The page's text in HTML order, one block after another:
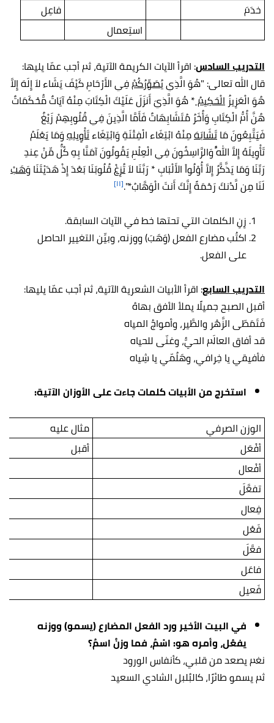
خدَمَ
فاعِل
استِعمال
التدريب السادس: اقرأ الآيات الكريمة الآتية، ثم أجب عمّا يليها:
قال الله تعالى: "هُوَ الَّذِييُصَوِّرُكُمْفِي الأَرْحَامِ كَيْفَ يَشَاء لاَ إِلَهَ إِلاَّ
هُوَ الْعَزِيزُ الْحَكِيمُ* هُوَ الَّذِيَ أَنزَلَ عَلَيْكَ الْكِتَابَ مِنْهُ آيَاتٌ مُّحْكَمَاتٌ
هُنَّ أُمُّ الْكِتَابِ وَأُخَرُ مُتَشَابِهَاتٌ فَأَمَّا الَّذِينَ فِي قُلُوبِهِمْ زَيْغٌ
فَيَتَّبِعُونَ مَاتَشَابَهَمِنْهُ ابْتِغَاء الْفِتْنَةِ وَابْتِغَاءتَأْوِيلِهِوَمَا يَعْلَمُ
تَأْوِيلَهُ إِلاَّ اللَّهُ وَالرَّاسِخُونَ فِي الْعِلْمِ يَقُولُونَ آمَنَّا بِهِ كُلٌّ مِّنْ عِندِ
رَبِّنَا وَمَا يَذَّكَّرُ إِلاَّ أُوْلُواْ الأَلْبَابِ * رَبَّنَا لاَتُزِغْقُلُوبَنَا بَعْدَ إِذْ هَدَيْتَنَا وَهَبْ
لَنَا مِن لَّدُنكَ رَحْمَةً إِنَّكَ أَنتَ الْوَهَّابُ*".[١١]
زِنِ الكلمات التي تحتها خط في الآيات السابقة.
اكتُب مضارع الفعل (وَهَبَ) ووزنه، وبيِّن التغيير الحاصل
على الفعل.
التدريب السابع: اقرأ الأبيات الشعرية الآتية، ثم أجب عمّا يليها:
أقبل الصبح جميلًا يملأ الأفق بهاهُ
فَتَمَطّى الزَّهْر والطَّير، وأمواجُ المياه
قد أفاق العالَم الحيُّ، وغنّى للحياه
فأفيقي يا خِرافي، وهَلُمّي يا شِياه
استخرج من الأبيات كلمات جاءت على الأوزان الآتية:
الوزن الصرفي
مثال عليه
أفْعَل
أقبل
أفْعال
تفعَّلَ
فِعال
فَعْل
فعَّلَ
فاعَل
فَعيل
في البيت الأخير ورد الفعل المضارع (يسمو) ووزنه
يفعُل، وأمره هو: اسْمُ، فما وزنُ اسمُ؟
نغم يصعد من قلبي، كأنفاس الورود
ثم يسمو طائرًا، كالبُلبل الشادي السعيد